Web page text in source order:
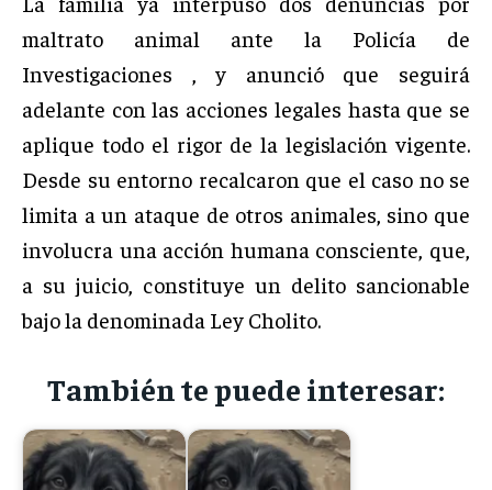
maltrato animal ante la Policía de
Investigaciones , y anunció que seguirá
adelante con las acciones legales hasta que se
aplique todo el rigor de la legislación vigente.
Desde su entorno recalcaron que el caso no se
limita a un ataque de otros animales, sino que
involucra una acción humana consciente, que,
a su juicio, constituye un delito sancionable
bajo la denominada Ley Cholito.
También te puede interesar: